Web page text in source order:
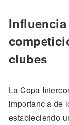
clubes
La Copa
importancia de
estableciendo